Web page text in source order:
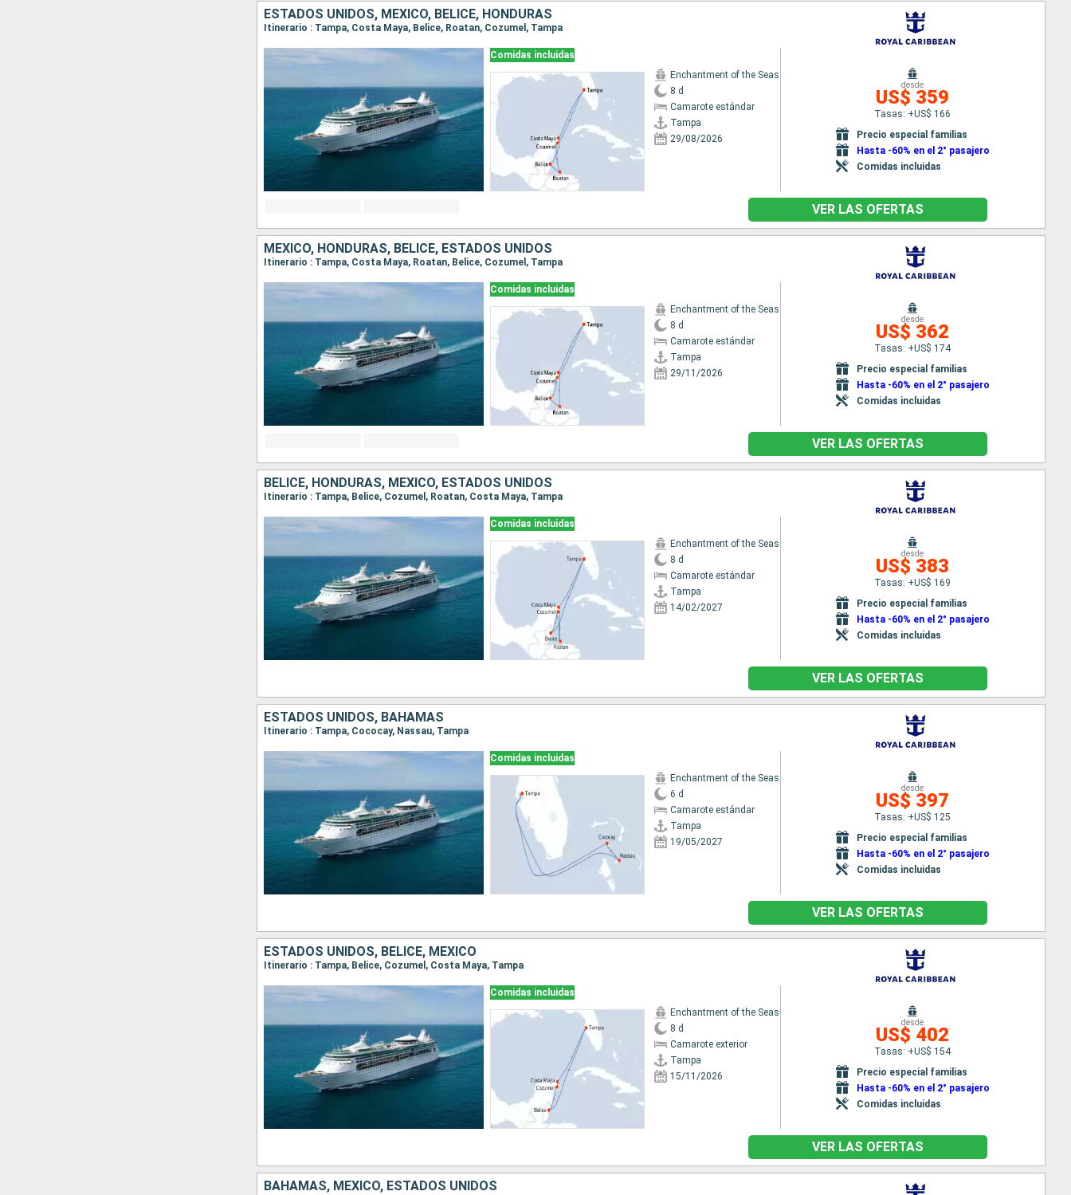
ESTADOS UNIDOS, MÉXICO, BELICE, HONDURAS
Itinerario : Tampa, Costa Maya, Belice, Roatan, Cozumel, Tampa
Comidas incluidas
Enchantment of the Seas
8 d
Camarote estándar
Tampa
29/08/2026
desde
US$ 359
Tasas: +US$ 166
Precio especial familias
Hasta -60% en el 2° pasajero
Comidas incluidas
VER LAS OFERTAS
MÉXICO, HONDURAS, BELICE, ESTADOS UNIDOS
Itinerario : Tampa, Costa Maya, Roatan, Belice, Cozumel, Tampa
Comidas incluidas
Enchantment of the Seas
8 d
Camarote estándar
Tampa
29/11/2026
desde
US$ 362
Tasas: +US$ 174
Precio especial familias
Hasta -60% en el 2° pasajero
Comidas incluidas
VER LAS OFERTAS
BELICE, HONDURAS, MÉXICO, ESTADOS UNIDOS
Itinerario : Tampa, Belice, Cozumel, Roatan, Costa Maya, Tampa
Comidas incluidas
Enchantment of the Seas
8 d
Camarote estándar
Tampa
14/02/2027
desde
US$ 383
Tasas: +US$ 169
Precio especial familias
Hasta -60% en el 2° pasajero
Comidas incluidas
VER LAS OFERTAS
ESTADOS UNIDOS, BAHAMAS
Itinerario : Tampa, Cococay, Nassau, Tampa
Comidas incluidas
Enchantment of the Seas
6 d
Camarote estándar
Tampa
19/05/2027
desde
US$ 397
Tasas: +US$ 125
Precio especial familias
Hasta -60% en el 2° pasajero
Comidas incluidas
VER LAS OFERTAS
ESTADOS UNIDOS, BELICE, MÉXICO
Itinerario : Tampa, Belice, Cozumel, Costa Maya, Tampa
Comidas incluidas
Enchantment of the Seas
8 d
Camarote exterior
Tampa
15/11/2026
desde
US$ 402
Tasas: +US$ 154
Precio especial familias
Hasta -60% en el 2° pasajero
Comidas incluidas
VER LAS OFERTAS
BAHAMAS, MÉXICO, ESTADOS UNIDOS